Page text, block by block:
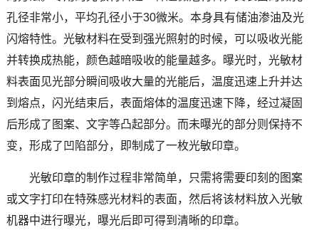
孔径非常小，平均孔径小于30微米。本身具有储油渗油及光
闪熔特性。光敏材料在受到强光照射的时候，可以吸收光能
并转换成热能，颜色越暗吸收的能量越多。曝光时，光敏材
料表面见光部分瞬间吸收大量的光能后，温度迅速上升并达
到熔点，闪光结束后，表面熔体的温度迅速下降，经过凝固
后形成了图案、文字等凸起部分。而未曝光的部分则保持不
变，形成了凹陷部分，即制成了一枚光敏印章。
光敏印章的制作过程非常简单，只需将需要印刻的图案
或文字打印在特殊感光材料的表面，然后将该材料放入光敏
机器中进行曝光，曝光后即可得到清晰的印章。